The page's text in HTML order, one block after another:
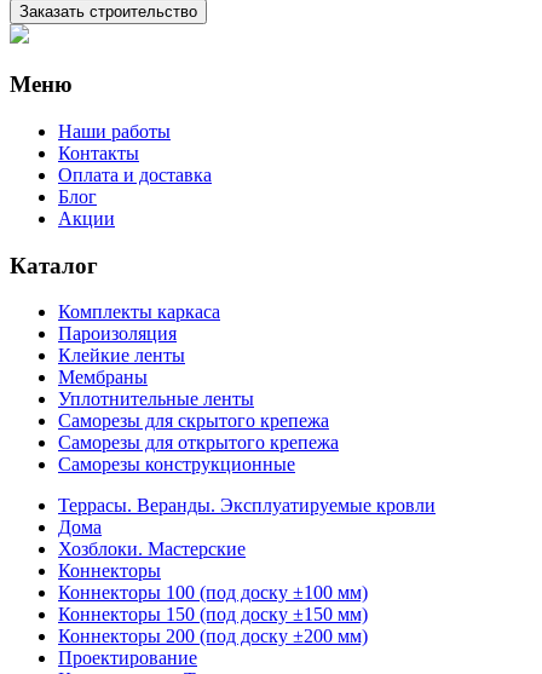
Заказать строительство
Меню
Наши работы
Контакты
Оплата и доставка
Блог
Акции
Каталог
Комплекты каркаса
Пароизоляция
Клейкие ленты
Мембраны
Уплотнительные ленты
Саморезы для скрытого крепежа
Саморезы для открытого крепежа
Саморезы конструкционные
Террасы. Веранды. Эксплуатируемые кровли
Дома
Хозблоки. Мастерские
Коннекторы
Коннекторы 100 (под доску ±100 мм)
Коннекторы 150 (под доску ±150 мм)
Коннекторы 200 (под доску ±200 мм)
Проектирование